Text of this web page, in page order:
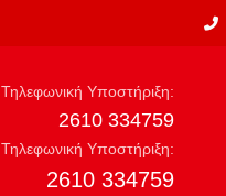
Τηλεφωνική Υποστήριξη:
2610 334759
Τηλεφωνική Υποστήριξη:
2610 334759